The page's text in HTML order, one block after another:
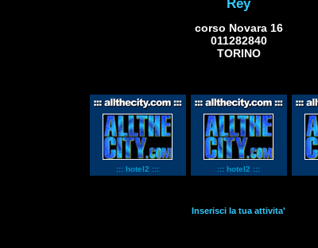
Rey
corso Novara 16
011282840
TORINO
::: hotel2 ::: ::: hotel2 :::
Inserisci la tua attivita'